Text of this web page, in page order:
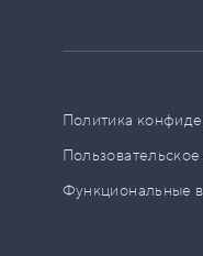
Политика
Пользовательское
Функциональные